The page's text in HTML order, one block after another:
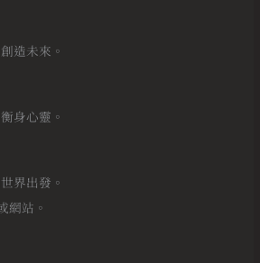
造未來。
身心靈。⠀
界出發。
網站。